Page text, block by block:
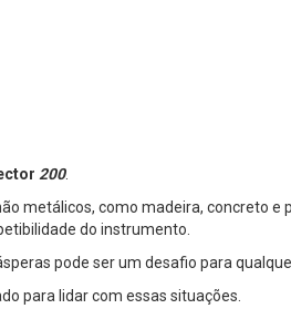
200.
metálicos, como madeira, concreto
do instrumento.
pode ser um desafio para
para lidar com essas situações.